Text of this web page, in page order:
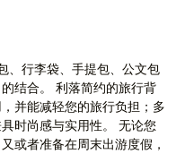
、行李袋、手提包、公文包
结合。 利落简约的旅行背
并能减轻您的旅行负担；多
时尚感与实用性。 无论您
或者准备在周末出游度假，